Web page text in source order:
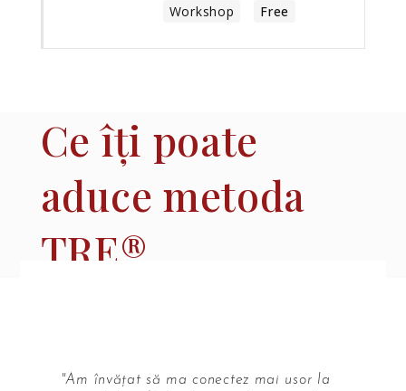
Workshop Free
Ce îți poate
aduce metoda
TRE®
"Am învățat să ma conectez mai usor la